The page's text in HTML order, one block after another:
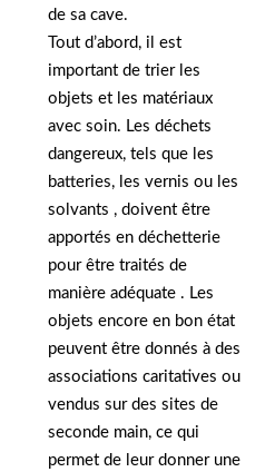
de sa cave.
Tout d’abord, il est
important de trier les
objets et les matériaux
avec soin. Les déchets
dangereux, tels que les
batteries, les vernis ou les
solvants , doivent être
apportés en déchetterie
pour être traités de
manière adéquate . Les
objets encore en bon état
peuvent être donnés à des
associations caritatives ou
vendus sur des sites de
seconde main, ce qui
permet de leur donner une